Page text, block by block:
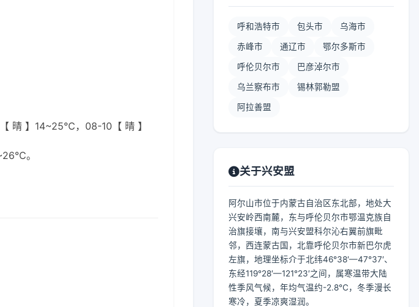
晴 】14~25℃，08-10【 晴 】
。
呼和浩特市 包头市 乌海市
赤峰市 通辽市 鄂尔多斯市
呼伦贝尔市 巴彦淖尔市
乌兰察布市 锡林郭勒盟
阿拉善盟
关于兴安盟
阿尔山市位于内蒙古自治区东北部，地处大
兴安岭西南麓，东与呼伦贝尔市鄂温克族自
治旗接壤，南与兴安盟科尔沁右翼前旗毗
邻，西连蒙古国，北靠呼伦贝尔市新巴尔虎
左旗，地理坐标介于北纬46°38′—47°37′、
东经119°28′—121°23′之间，属寒温带大陆
性季风气候，年均气温约-2.8℃，冬季漫长
寒冷，夏季凉爽湿润。